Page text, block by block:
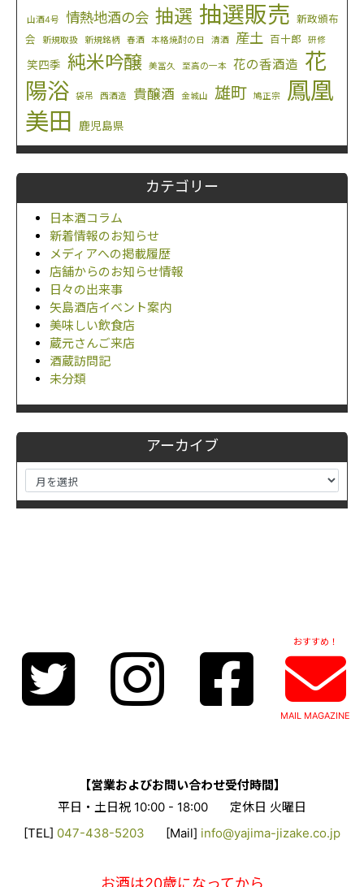
山酒4号 情熱地酒の会 抽選 抽選販売 新政頒布
会
新規取扱 新規銘柄 春酒 本格焼酎の日 清酒 産土 百十郎 研修
笑四季 純米吟醸 美冨久 至高の一本 花の香酒造 花
陽浴
袋吊 西酒造 貴醸酒 金城山 雄町 鳩正宗
鳳凰
美田
鹿児島県
カテゴリー
日本酒コラム
新着情報のお知らせ
メディアへの掲載履歴
店舗からのお知らせ情報
日々の出来事
矢島酒店イベント案内
美味しい飲食店
蔵元さんご来店
酒蔵訪問記
未分類
アーカイブ
おすすめ！
MAIL MAGAZINE
【営業およびお問い合わせ受付時間】
平日・土日祝 10:00 - 18:00
定休日 火曜日
[TEL] 047-438-5203 [Mail] info@yajima-jizake.co.jp
お酒は20歳になってから